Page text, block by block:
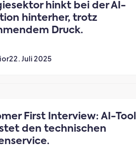
hinkt bei der AI-
hinterher, trotz
Druck.
22. Juli 2025
First Interview: AI-Tool
den technischen